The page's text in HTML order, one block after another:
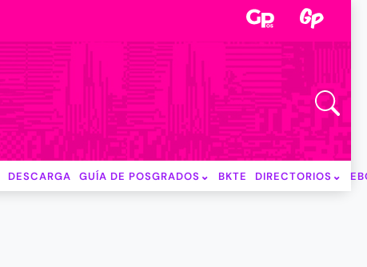
DESCARGA GUÍA DE POSGRADOS BKTE DIRECTORIOS